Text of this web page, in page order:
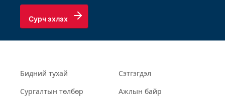
Сурч эхлэх
Бидний тухай
Сургалтын төлбөр
Сэтгэгдэл
Ажлын байр